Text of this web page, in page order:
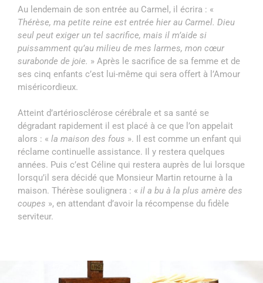
Au lendemain de son entrée au Carmel, il écrira : «
Thérèse, ma petite reine est entrée hier au Carmel. Dieu
seul peut exiger un tel sacrifice, mais il m’aide si
puissamment qu’au milieu de mes larmes, mon cœur
surabonde de joie. » Après le sacrifice de sa femme et de
ses cinq enfants c’est lui-même qui sera offert à l’Amour
miséricordieux.
Atteint d’artériosclérose cérébrale et sa santé se
dégradant rapidement il est placé à ce que l’on appelait
alors : « la maison des fous ». Il est comme un enfant qui
réclame continuelle assistance. Il y restera quelques
années. Puis c’est Céline qui restera auprès de lui lorsque
lorsqu’il sera décidé que Monsieur Martin retourne à la
maison. Thérèse soulignera : « il a bu à la plus amère des
coupes », en attendant d’avoir la récompense du fidèle
serviteur.